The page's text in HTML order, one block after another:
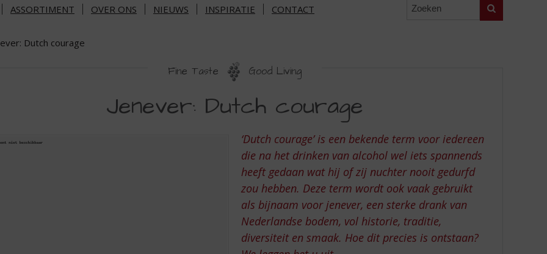
ASSORTIMENT OVER ONS NIEUWS INSPIRATIE CONTACT Zoeken
Dutch courage
Fine Taste Good Living
Jenever: Dutch courage
‘Dutch courage’ is een bekende term voor iedereen
die na het drinken van alcohol wel iets spannends
heeft gedaan wat hij of zij nuchter nooit gedurfd
zou hebben. Deze term wordt ook vaak gebruikt
als bijnaam voor jenever, een sterke drank van
Nederlandse bodem, vol historie, traditie,
diversiteit en smaak. Hoe dit precies is ontstaan?